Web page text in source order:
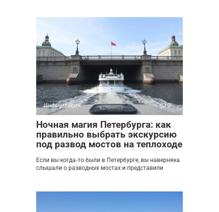
Информация 0
Ночная магия Петербурга: как
правильно выбрать экскурсию
под развод мостов на теплоходе
Если вы когда‑то были в Петербурге, вы наверняка
слышали о разводных мостах и представили